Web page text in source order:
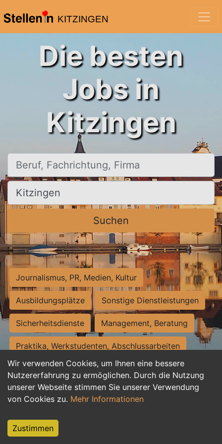
KITZINGEN
Wir verwenden Cookies, um Ihnen eine bessere
Nutzererfahrung zu ermöglichen. Durch die Nutzung
unserer Webseite stimmen Sie unserer Verwendung
von Cookies zu. Mehr Informationen
Zustimmen
Die besten
Jobs in
Kitzingen
Beruf, Fachrichtung, Firma
Ort, Stadt
Suchen
Journalismus, PR, Medien, Kultur
Ausbildungsplätze Sonstige Dienstleistungen
Sicherheitsdienste Management, Beratung
Praktika, Werkstudenten, Abschlussarbeiten
Personalwesen Assistenz, Sekretariat
Hilfskräfte, Aushilfs- und Nebenjobs
Weiterbildung, Studium, duale Ausbildung